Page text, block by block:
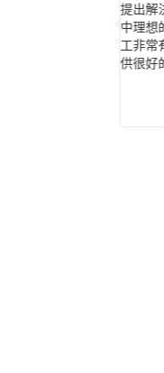
提出解
中理想
工非常
供很好